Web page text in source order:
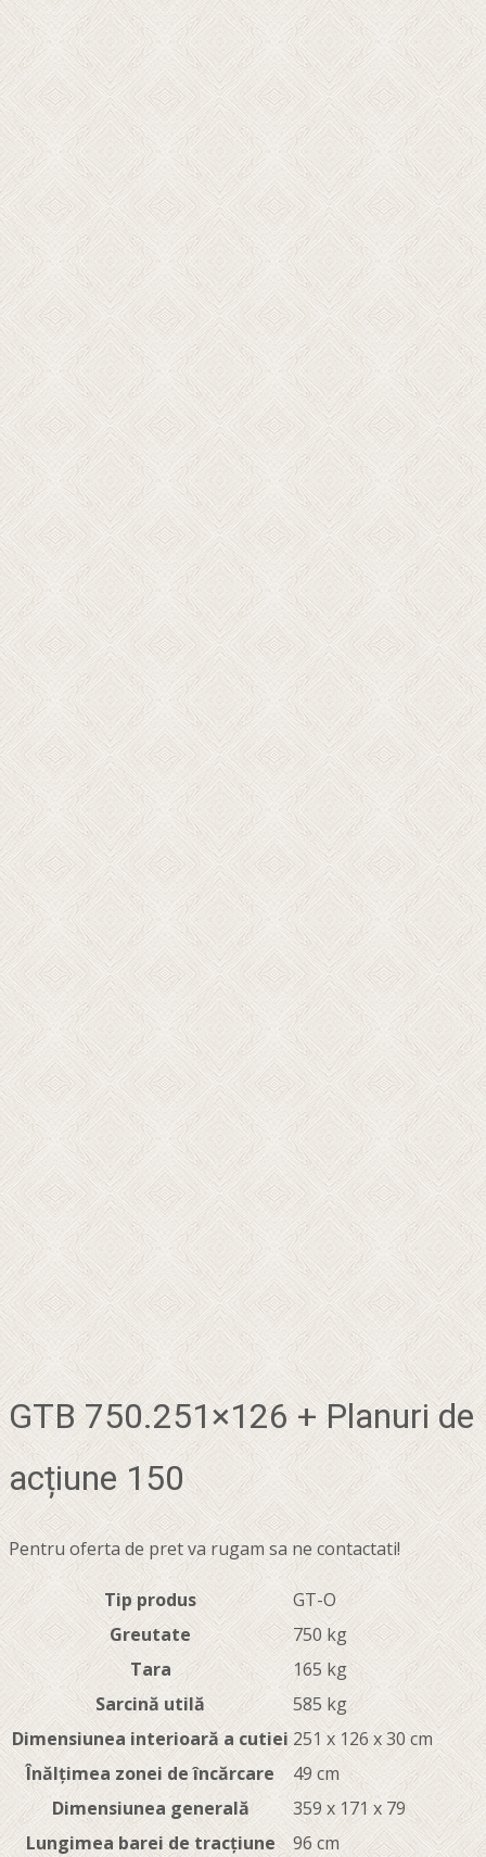
GTB 750.251×126 + Planuri de
acțiune 150
Pentru oferta de pret va rugam sa ne contactati!
Tip produs
GT-O
Greutate
750 kg
Tara
165 kg
Sarcină utilă
585 kg
Dimensiunea interioară a cutiei251 x 126 x 30 cm
Înălțimea zonei de încărcare
49 cm
Dimensiunea generală
359 x 171 x 79
Lungimea barei de tracțiune
96 cm